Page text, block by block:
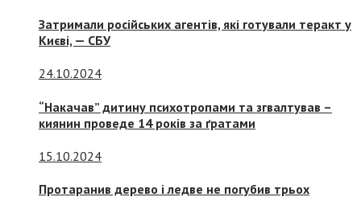
Затримали російських агентів, які готували теракт у
Києві, — СБУ
24.10.2024
“Накачав” дитину психотропами та згвалтував –
киянин проведе 14 років за ґратами
15.10.2024
Протаранив дерево і ледве не погубив трьох